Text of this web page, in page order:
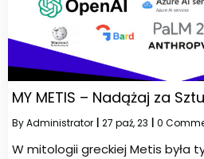
MY METIS – Nadążaj za
ByAdministrator 27 paź, 23 0
W mitologii greckiej Metis była